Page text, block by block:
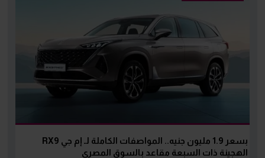
بسعر 1.9 مليون جنيه.. المواصفات الكاملة لـ إم جي RX9
الهجينة ذات السبعة مقاعد بالسوق المصري